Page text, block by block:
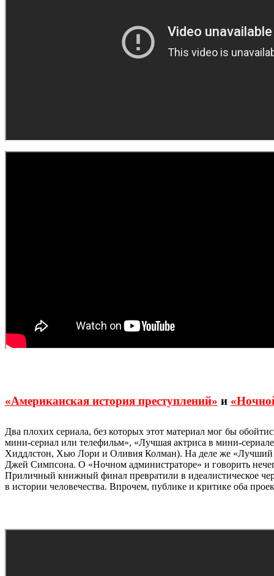
«Американская история преступлений» и
Два плохих сериала, без которых этот материал мог бы
мини-сериал или телефильм», «Лучшая актриса в мини-
Хиддлстон, Хью Лори и Оливия Колман). На деле же
Джей Симпсона. О «Ночном администраторе» и говорить
Приличный книжный финал превратили в идеалистическое
в истории человечества. Впрочем, публике и критике оба